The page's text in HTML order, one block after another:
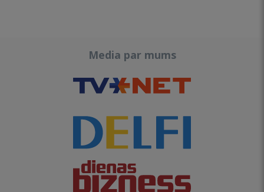
Media par mums